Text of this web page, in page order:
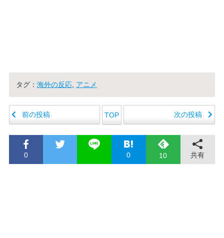
タグ： 海外の反応, アニメ
前の投稿 TOP 次の投稿
0 0 10 共有